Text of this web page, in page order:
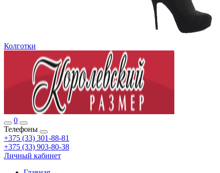
Колготки
0
Телефоны
+375 (33) 301-88-81
+375 (33) 903-80-38
Личный кабинет